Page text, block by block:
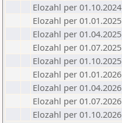
Elozahl per 01.10.2024
Elozahl per 01.01.2025
Elozahl per 01.04.2025
Elozahl per 01.07.2025
Elozahl per 01.10.2025
Elozahl per 01.01.2026
Elozahl per 01.04.2026
Elozahl per 01.07.2026
Elozahl per 01.10.2026